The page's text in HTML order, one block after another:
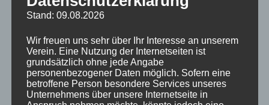
Platzbau Update 2
ALLGEMEIN
Das erste VORSICHTIGE
Längswalzen hat dem Platz 1
gut getan! Jetzt warten Platz 2
Stand: 09.08.2026
Wir freuen uns sehr über Ihr Interesse an unserem
Verein. Eine Nutzung der Internetseiten ist
grundsätzlich ohne jede Angabe
personenbezogener Daten möglich. Sofern eine
betroffene Person besondere Services unseres
Unternehmens über unsere Internetseite in